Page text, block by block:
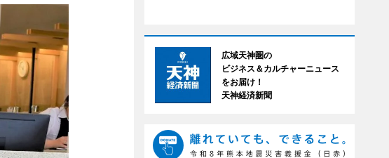
広域天神圏の
ビジネス＆カルチャーニュース
をお届け！
天神経済新聞